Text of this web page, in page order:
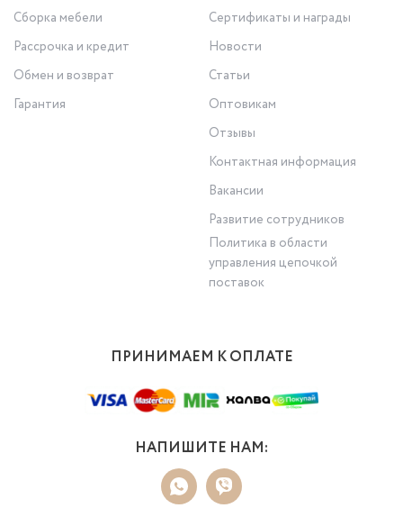
Сборка мебели
Рассрочка и кредит
Обмен и возврат
Гарантия
Сертификаты и награды
Новости
Статьи
Оптовикам
Отзывы
Контактная информация
Вакансии
Развитие сотрудников
Политика в области
управления цепочкой
поставок
ПРИНИМАЕМ К ОПЛАТЕ
НАПИШИТЕ НАМ: